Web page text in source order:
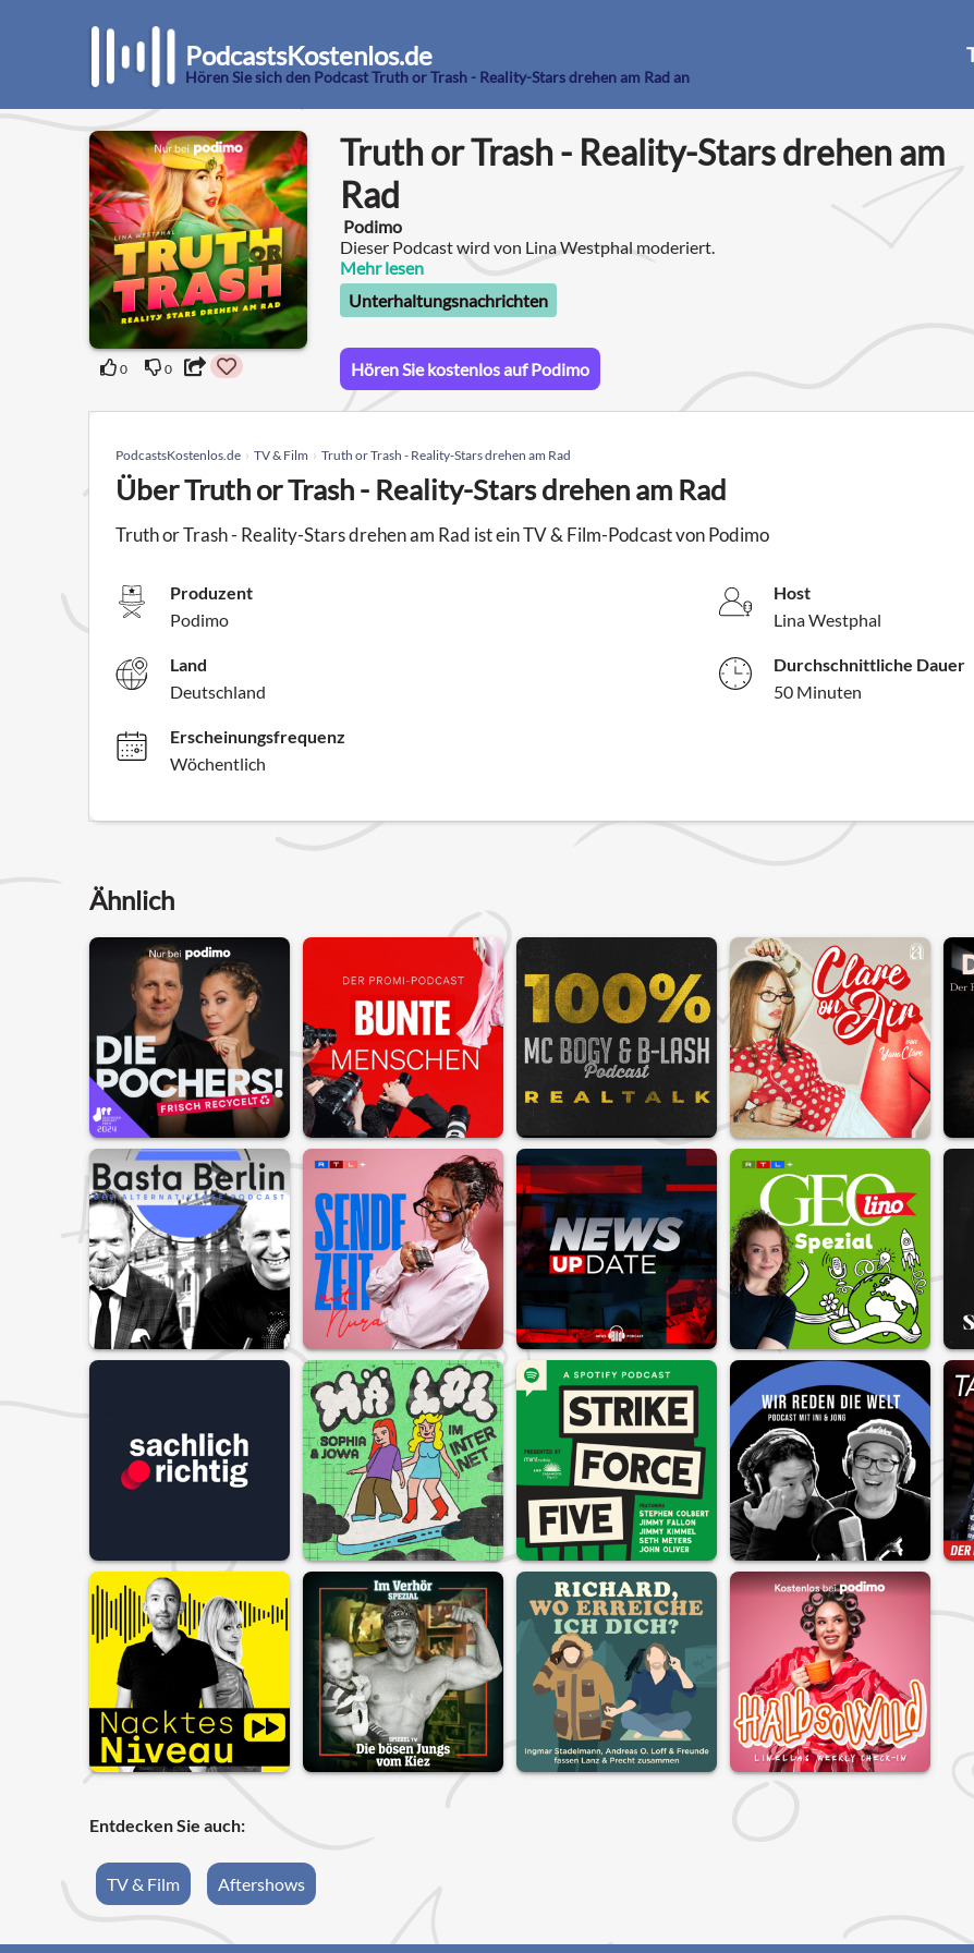
PodcastsKostenlos.de
Hören Sie sich den Podcast Truth or Trash - Reality-Stars drehen am Rad an
0 0
Truth or Trash - Reality-Stars drehen am
Rad
Podimo
Dieser Podcast wird von Lina Westphal moderiert.
Mehr lesen
Unterhaltungsnachrichten
Hören Sie kostenlos auf Podimo
PodcastsKostenlos.de TV & Film Truth or Trash - Reality-Stars drehen am Rad
Über Truth or Trash - Reality-Stars drehen am Rad
Truth or Trash - Reality-Stars drehen am Rad ist ein TV & Film-Podcast von Podimo
Produzent
Podimo
Host
Lina Westphal
Land
Deutschland
Durchschnittliche Dauer
50 Minuten
Erscheinungsfrequenz
Wöchentlich
Ähnlich
Entdecken Sie auch:
TV & Film Aftershows